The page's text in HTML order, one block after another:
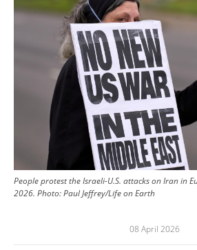
People protest the Israeli-U.S. attacks on Iran in
2026. Photo:Paul Jeffrey/Life on Earth
08 April 2026